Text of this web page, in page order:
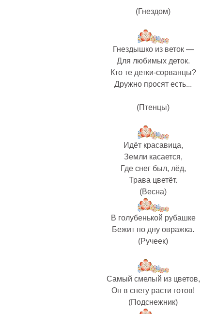
(Гнездом)
Гнездышко из веток —
Для любимых деток.
Кто те детки-сорванцы?
Дружно просят есть...
(Птенцы)
Идёт красавица,
Земли касается,
Где снег был, лёд,
Трава цветёт.
(Весна)
В голубенькой рубашке
Бежит по дну овражка.
(Ручеек)
Самый смелый из цветов,
Он в снегу расти готов!
(Подснежник)